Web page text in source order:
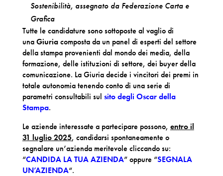
Sostenibilità, assegnato da Federazione Carta e
Grafica
Tutte le candidature sono sottoposte al vaglio di
unaGiuriacomposta da un panel di esperti del settore
della stampa provenienti dal mondo dei media, della
formazione, delle istituzioni di settore, dei buyer della
comunicazione. La Giuria decide i vincitori dei premi in
totale autonomia tenendo conto di una serie di
parametri consultabili sul sito degli Oscar della
Stampa.
Le aziende interessate a partecipare possono, entro il
31 luglio 2025, candidarsi spontanea­mente o
segnalare un’azienda meritevole cliccando su:
“CANDIDA LA TUA AZIENDA” oppure “SEGNALA
UN’AZIENDA“.